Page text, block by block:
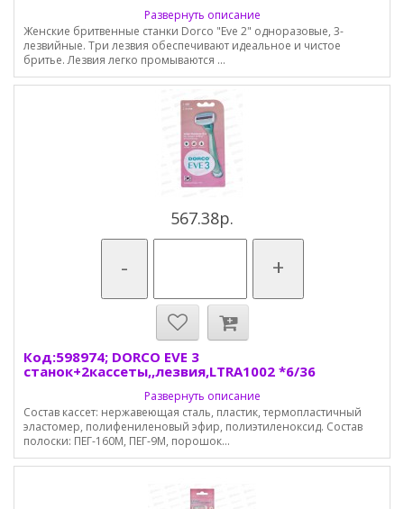
Развернуть описание
Женские бритвенные станки Dorco "Eve 2" одноразовые, 3-
лезвийные. Три лезвия обеспечивают идеальное и чистое
бритье. Лезвия легко промываются ...
567.38р.
- +
Код:598974; DORCO EVE 3
станок+2кассеты,,лезвия,LTRA1002 *6/36
Развернуть описание
Состав кассет: нержавеющая сталь, пластик, термопластичный
эластомер, полифениленовый эфир, полиэтиленоксид. Состав
полоски: ПЕГ-160М, ПЕГ-9М, порошок...